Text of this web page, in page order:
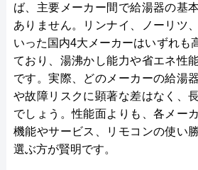
ば、主要メーカー間で給湯器の基
ありません。リンナイ、ノーリツ
いった国内4大メーカーはいずれも
ており、湯沸かし能力や省エネ性
です。実際、どのメーカーの給湯
や故障リスクに顕著な差はなく、
でしょう。性能面よりも、各メー
機能やサービス、リモコンの使い
選ぶ方が賢明です。